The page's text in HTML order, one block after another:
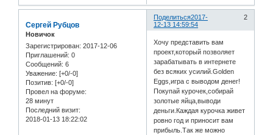
Поделиться 2
2017-
12-13 14:59:54
Сергей Рубцов
Новичок
Зарегистрирован: 2017-12-06
Приглашений: 0
Сообщений: 6
Уважение: [+0/-0]
Позитив: [+0/-0]
Провел на форуме:
28 минут
Последний визит:
2018-01-13 18:22:02
Хочу представить вам
проект,который позволяет
зарабатывать в интернете
без всяких усилий.Golden
Eggs,игра с выводом денег!
Покупай курочек,собирай
золотые яйца,выводи
деньги.Каждая курочка живет
ровно год и приносит вам
прибыль.Так же можно